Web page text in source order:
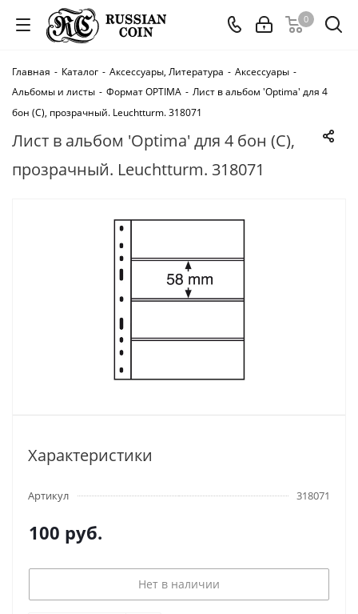
0
Главная - Каталог - Аксессуары, Литература - Аксессуары -
Альбомы и листы - Формат OPTIMA - Лист в альбом 'Optima' для 4
бон (C), прозрачный. Leuchtturm. 318071
Лист в альбом 'Optima' для 4 бон (C),
прозрачный. Leuchtturm. 318071
Характеристики
Артикул 318071
100 руб.
Нет в наличии